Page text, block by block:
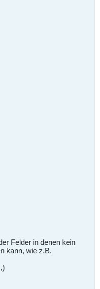
Felder in denen kein
kann, wie z.B.